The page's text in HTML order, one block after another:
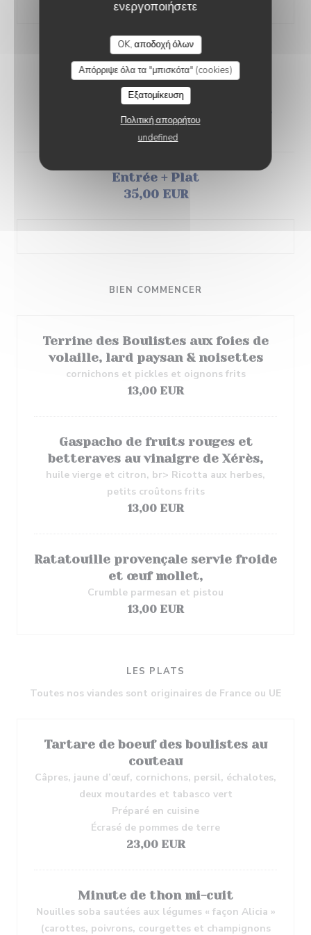
ενεργοποιήσετε
OK, αποδοχή όλων
Απόρριψε όλα τα "μπισκότα" (cookies)
Εξατομίκευση
Πολιτική απορρήτου
undefined
MENU DES BOULISTES
Entrée + Plat + Fromage ou Dessert
39,00 EUR
Entrée + Plat
35,00 EUR
BIEN COMMENCER
Terrine des Boulistes aux foies de
volaille, lard paysan & noisettes
cornichons et pickles et oignons frits
13,00 EUR
Gaspacho de fruits rouges et
betteraves au vinaigre de Xérès,
huile vierge et citron, br> Ricotta aux herbes,
petits croûtons frits
13,00 EUR
Ratatouille provençale servie froide
et œuf mollet,
Crumble parmesan et pistou
13,00 EUR
LES PLATS
Toutes nos viandes sont originaires de France ou UE
Tartare de boeuf des boulistes au
couteau
Câpres, jaune d’œuf, cornichons, persil, échalotes,
deux moutardes et tabasco vert
Préparé en cuisine
Écrasé de pommes de terre
23,00 EUR
Minute de thon mi-cuit
Nouilles soba sautées aux légumes « façon Alicia »
(carottes, poivrons, courgettes et champignons